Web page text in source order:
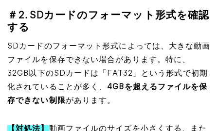
＃2. SDカードのフォーマット形式を確認
する
SDカードのフォーマット形式によっては、大きな動画
ファイルを保存できない場合があります。特に、
32GB以下のSDカードは「FAT32」という形式で初期
化されていることが多く、 4GBを超えるファイルを保
存できない制限があります。
【対処法】 動画ファイルのサイズを小さくする、また